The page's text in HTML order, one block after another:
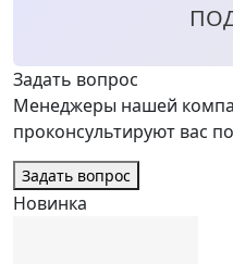
Задать вопрос
Менеджеры нашей
проконсультируют вас
Задать вопрос
Новинка